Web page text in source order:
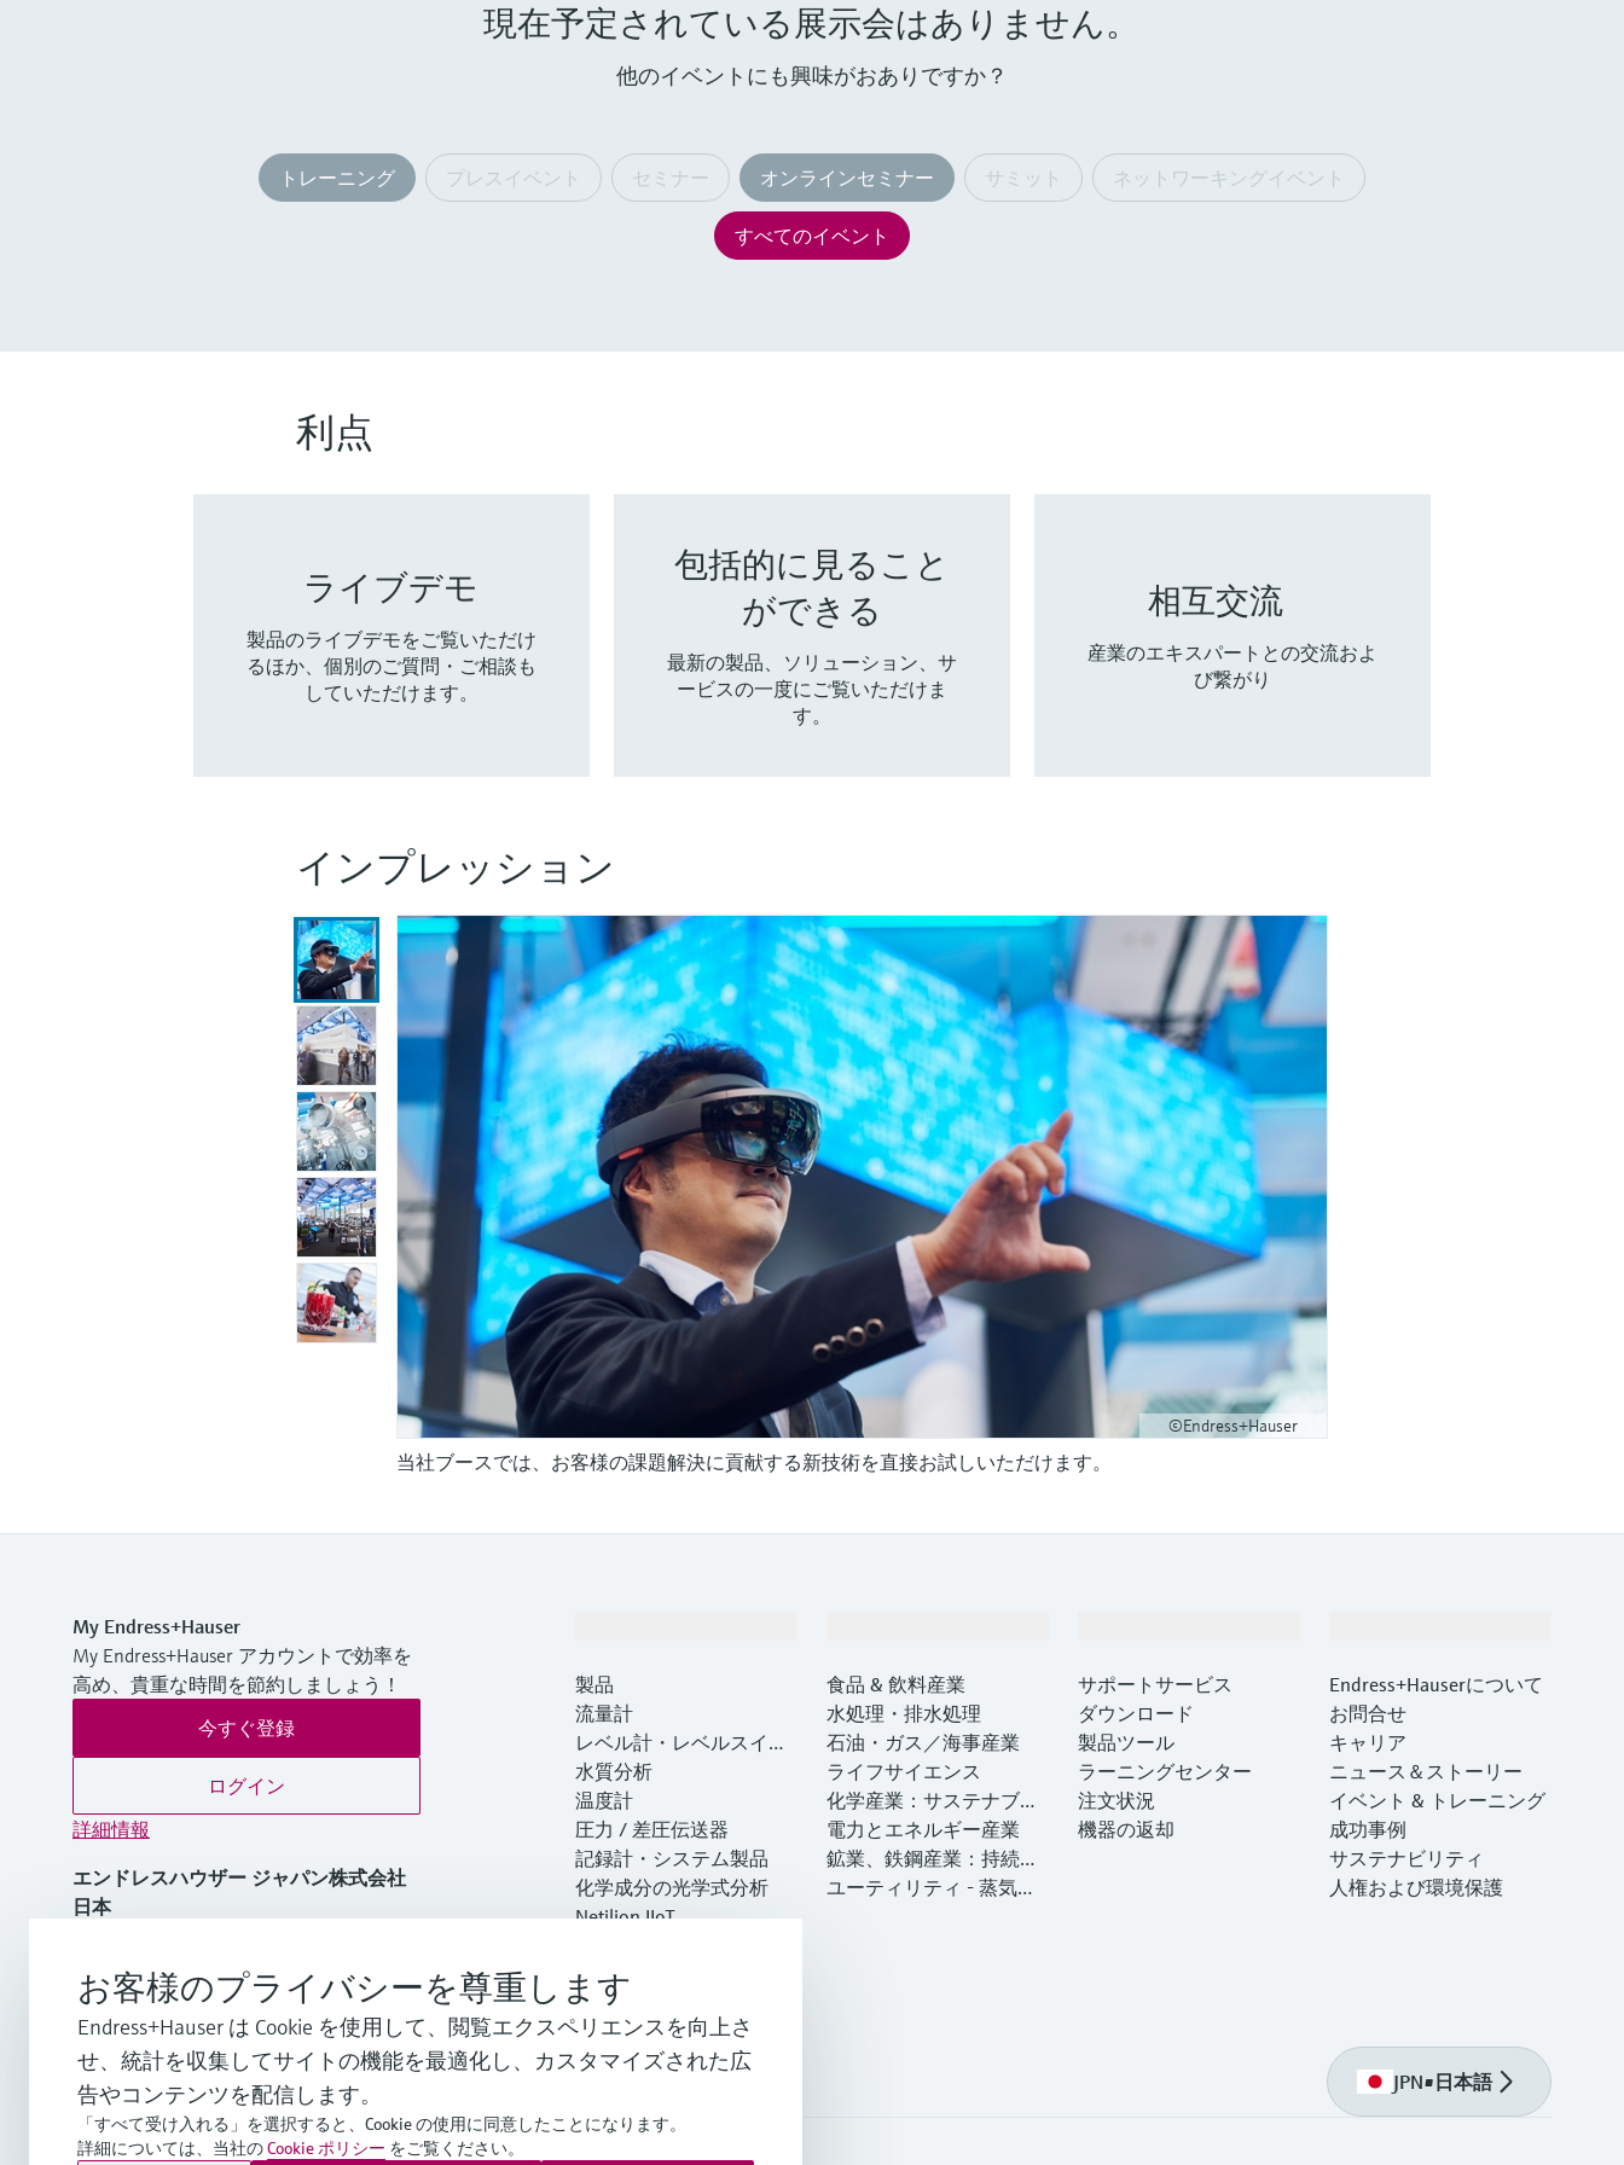
現在予定されている展示会はありません。
他のイベントにも興味がおありですか？
トレーニング プレスイベント セミナー オンラインセミナー サミット ネットワーキングイベント
すべてのイベント
利点
ライブデモ
製品のライブデモをご覧いただけ
るほか、個別のご質問・ご相談も
していただけます。
包括的に見ること
ができる
最新の製品、ソリューション、サ
ービスの一度にご覧いただけま
す。
相互交流
産業のエキスパートとの交流およ
び繋がり
インプレッション
©Endress+Hauser
当社ブースでは、お客様の課題解決に貢献する新技術を直接お試しいただけます。
My Endress+Hauser
My Endress+Hauser アカウントで効率を
高め、貴重な時間を節約しましょう！
今すぐ登録
ログイン
詳細情報
エンドレスハウザー ジャパン株式会社
日本
+81 3-4555-1911
info.jp@endress.com
製品
流量計
レベル計・レベルスイッ
チ
水質分析
温度計
圧力 / 差圧伝送器
記録計・システム製品
化学成分の光学式分析
Netilion IIoT
注目製品
製品ツール
計装サービス
食品 & 飲料産業
水処理・排水処理
石油・ガス／海事産業
ライフサイエンス
化学産業：サステナブル
な成功のパートナー
電力とエネルギー産業
鉱業、鉄鋼産業：持続可
能な未来を引き出す
ユーティリティ - 蒸気ソ
サポートサービス
ダウンロード
製品ツール
ラーニングセンター
注文状況
機器の返却
Endress+Hauserについて
お問合せ
キャリア
ニュース＆ストーリー
イベント & トレーニング
成功事例
サステナビリティ
人権および環境保護
JPN• 日本語
お客様のプライバシーを尊重します
Endress+Hauser は Cookie を使用して、閲覧エクスペリエンスを向上さ
せ、統計を収集してサイトの機能を最適化し、カスタマイズされた広
告やコンテンツを配信します。
「すべて受け入れる」を選択すると、Cookie の使用に同意したことになります。
詳細については、当社のCookie ポリシー をご覧ください。